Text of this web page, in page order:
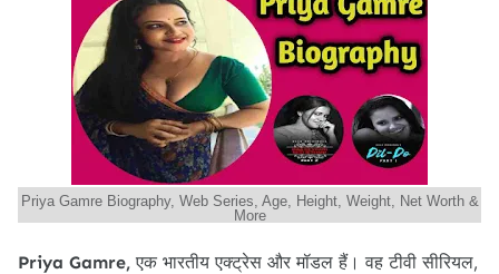
Priya Gamre Biography, Web Series, Age, Height, Weight, Net Worth &
More
Priya Gamre, एक भारतीय एक्ट्रेस और मॉडल हैं। वह टीवी सीरियल,